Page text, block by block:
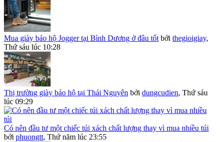
Mua giày bảo hộ Jogger tại Bình Dương ở đâu tốt bởi thegioigiay,
Thứ sáu lúc 10:28
Thị trường giày bảo hộ tại Thái Nguyên bởi dungcudien, Thứ sáu
lúc 09:29
Có nên đầu tư một chiếc túi xách chất lượng thay vì mua nhiều túi
bởi phuongtt, Thứ năm lúc 23:55